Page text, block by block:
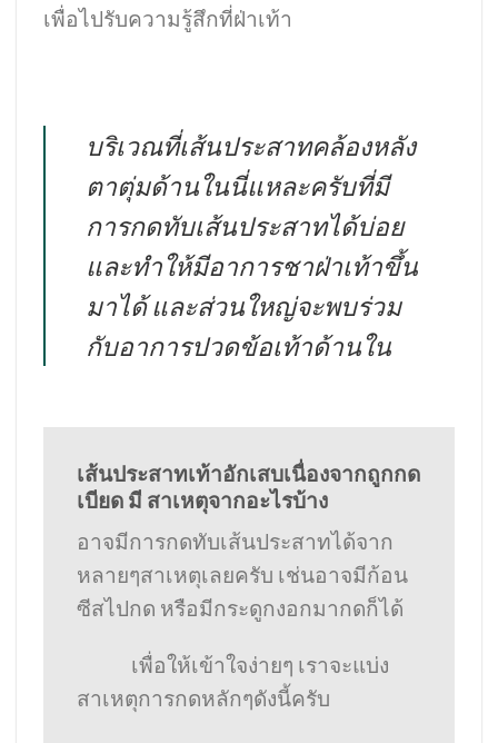
เพื่อไปรับความรู้สึกที่ฝ่าเท้า
บริเวณที่เส้นประสาทคล้องหลัง
ตาตุ่มด้านในนี่แหละครับที่มี
การกดทับเส้นประสาทได้บ่อย
และทำให้มีอาการชาฝ่าเท้าขึ้น
มาได้ และส่วนใหญ่จะพบร่วม
กับอาการปวดข้อเท้าด้านใน
เส้นประสาทเท้าอักเสบเนื่องจากถูกกด
เบียด มี สาเหตุจากอะไรบ้าง
อาจมีการกดทับเส้นประสาทได้จาก
หลายๆสาเหตุเลยครับ เช่นอาจมีก้อน
ซีสไปกด หรือมีกระดูกงอกมากดก็ได้
เพื่อให้เข้าใจง่ายๆ เราจะแบ่ง
สาเหตุการกดหลักๆดังนี้ครับ